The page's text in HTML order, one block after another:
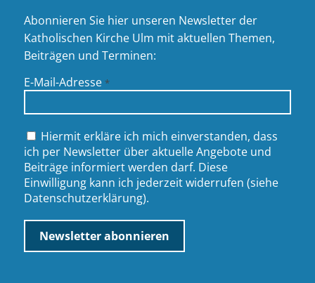
Abonnieren Sie hier unseren Newsletter der
Katholischen Kirche Ulm mit aktuellen Themen,
Beiträgen und Terminen:
E-Mail-Adresse *
Hiermit erkläre ich mich einverstanden, dass
ich per Newsletter über aktuelle Angebote und
Beiträge informiert werden darf. Diese
Einwilligung kann ich jederzeit widerrufen (siehe
Datenschutzerklärung).